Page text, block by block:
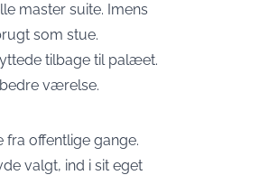
master suite. Imens
som stue.
tilbage til palæet.
værelse.
offentlige gange.
valgt, ind i sit eget